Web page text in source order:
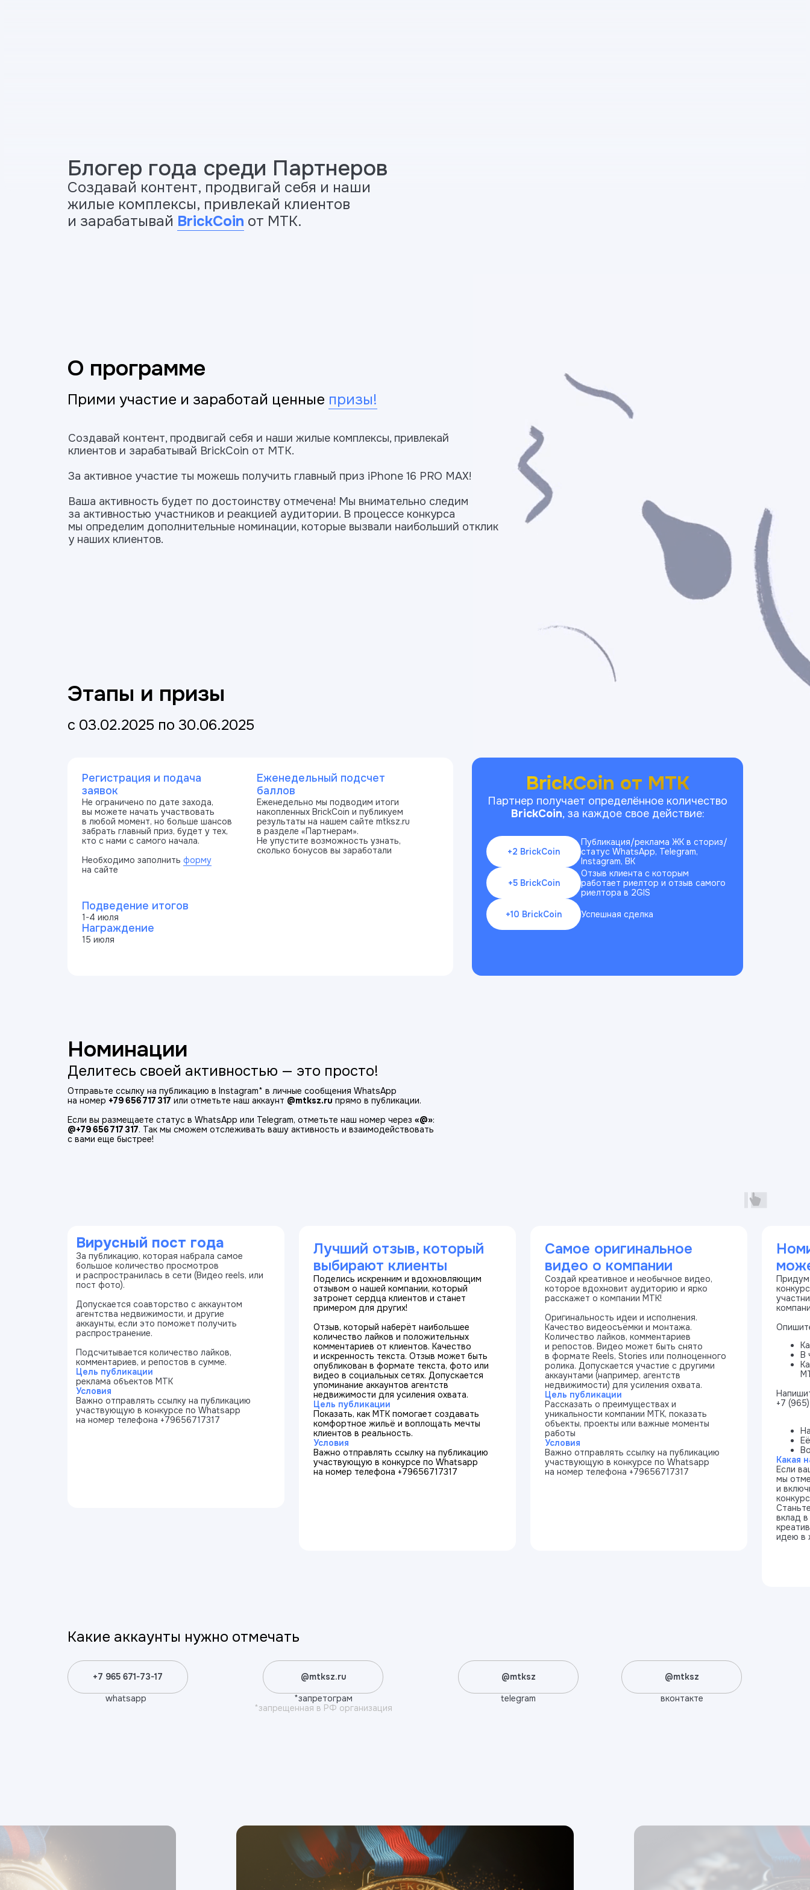
Блогер года среди Партнеров
Создавай контент, продвигай себя и наши
жилые комплексы, привлекай клиентов
и зарабатывай BrickCoin от МТК.
О программе
Прими участие и заработай ценные призы!
Создавай контент, продвигай себя и наши жилые комплексы, привлекай
клиентов и зарабатывай BrickCoin от МТК.
За активное участие ты можешь получить главный приз iPhone 16 PRO MAX!
Ваша активность будет по достоинству отмечена! Мы внимательно следим
за активностью участников и реакцией аудитории. В процессе конкурса
мы определим дополнительные номинации, которые вызвали наибольший отклик
у наших клиентов.
Этапы и призы
с 03.02.2025 по 30.06.2025
Регистрация и подача
заявок
Не ограничено по дате захода,
вы можете начать участвовать
в любой момент, но больше шансов
забрать главный приз, будет у тех,
кто с нами с самого начала.
Необходимо заполнить форму
на сайте
Еженедельный подсчет
баллов
Еженедельно мы подводим итоги
накопленных BrickCoin и публикуем
результаты на нашем сайте mtksz.ru
в разделе «Партнерам».
Не упустите возможность узнать,
сколько бонусов вы заработали
Подведение итогов
1-4 июля
Награждение
15 июля
+2 BrickCoin
Публикация/реклама ЖК в сториз/
статус WhatsApp, Telegram,
Instagram, ВК
+5 BrickCoin
Отзыв клиента с которым
работает риелтор и отзыв самого
риелтора в 2GIS
+10 BrickCoin
Успешная сделка
BrickCoin от МТК
Партнер получает определённое количество
BrickCoin, за каждое свое действие:
Номинации
Делитесь своей активностью — это просто!
Отправьте ссылку на публикацию в Instagram* в личные сообщения WhatsApp
на номер +79 656 717 317 или отметьте наш аккаунт @mtksz.ru прямо в публикации.
Если вы размещаете статус в WhatsApp или Telegram, отметьте наш номер через «@»:
@+79 656 717 317. Так мы сможем отслеживать вашу активность и взаимодействовать
с вами еще быстрее!
Лучший отзыв, который
выбирают клиенты
Поделись искренним и вдохновляющим
отзывом о нашей компании, который
затронет сердца клиентов и станет
примером для других!
Отзыв, который наберёт наибольшее
количество лайков и положительных
комментариев от клиентов. Качество
и искренность текста. Отзыв может быть
опубликован в формате текста, фото или
видео в социальных сетях. Допускается
упоминание аккаунтов агентств
недвижимости для усиления охвата.
Цель публикации
Показать, как МТК помогает создавать
комфортное жильё и воплощать мечты
клиентов в реальность.
Условия
Важно отправлять ссылку на публикацию
участвующую в конкурсе по Whatsapp
на номер телефона +79656717317
Самое оригинальное
видео о компании
Создай креативное и необычное видео,
которое вдохновит аудиторию и ярко
расскажет о компании МТК!
Оригинальность идеи и исполнения.
Качество видеосъёмки и монтажа.
Количество лайков, комментариев
и репостов. Видео может быть снято
в формате Reels, Stories или полноценного
ролика. Допускается участие с другими
аккаунтами (например, агентств
недвижимости) для усиления охвата.
Цель публикации
Рассказать о преимуществах и
уникальности компании МТК, показать
объекты, проекты или важные моменты
работы
Условия
Важно отправлять ссылку на публикацию
участвующую в конкурсе по Whatsapp
на номер телефона +79656717317
В
+7
Какая
Если
мы
и
вклад
идею в
Вирусный пост года
За публикацию, которая набрала самое
большое количество просмотров
и распространилась в сети (Видео reels, или
пост фото).
Допускается соавторство с аккаунтом
агентства недвижимости, и другие
аккаунты, если это поможет получить
распространение.
Подсчитывается количество лайков,
комментариев, и репостов в сумме.
Цель публикации
реклама объектов МТК
Условия
Важно отправлять ссылку на публикацию
участвующую в конкурсе по Whatsapp
на номер телефона +79656717317
+7 965 671-73-17
whatsapp
@mtksz.ru
*запретограм
*запрещенная в РФ организация
@mtksz
telegram
@mtksz
вконтакте
Какие аккаунты нужно отмечать